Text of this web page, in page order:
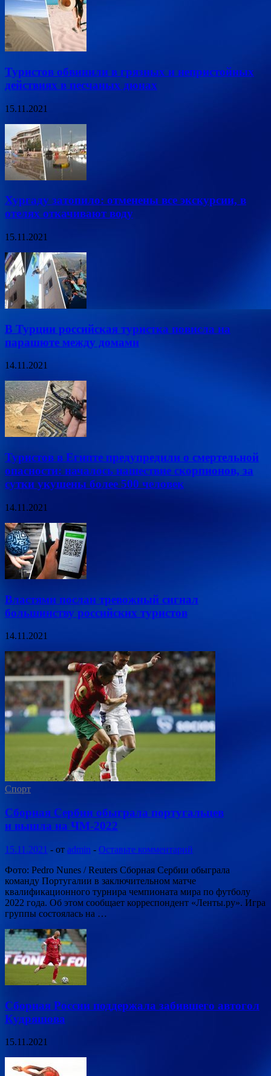
Туристов обвинили в грязных и непристойных
действиях в песчаных дюнах
15.11.2021
Хургаду затопило: отменены все экскурсии, в
отелях откачивают воду
15.11.2021
В Турции российская туристка повисла на
парашюте между домами
14.11.2021
Туристов в Египте предупредили о смертельной
опасности: началось нашествие скорпионов, за
сутки укушены более 500 человек
14.11.2021
Властями послан тревожный сигнал
большинству российских туристов
14.11.2021
Спорт
Сборная Сербии обыграла португальцев
и вышла на ЧМ-2022
15.11.2021 - от admin - Оставьте комментарий
Фото: Pedro Nunes / Reuters Сборная Сербии обыграла
команду Португалии в заключительном матче
квалификационного турнира чемпионата мира по футболу
2022 года. Об этом сообщает корреспондент «Ленты.ру». Игра
группы состоялась на …
Сборная России поддержала забившего автогол
Кудряшова
15.11.2021